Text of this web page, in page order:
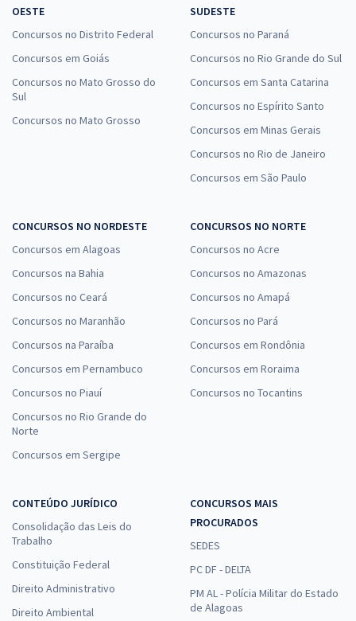
OESTE
Concursos no Distrito Federal
Concursos em Goiás
Concursos no Mato Grosso do
Sul
Concursos no Mato Grosso
SUDESTE
Concursos no Paraná
Concursos no Rio Grande do Sul
Concursos em Santa Catarina
Concursos no Espírito Santo
Concursos em Minas Gerais
Concursos no Rio de Janeiro
Concursos em São Paulo
CONCURSOS NO NORDESTE
Concursos em Alagoas
Concursos na Bahia
Concursos no Ceará
Concursos no Maranhão
Concursos na Paraíba
Concursos em Pernambuco
Concursos no Piauí
Concursos no Rio Grande do
Norte
Concursos em Sergipe
CONCURSOS NO NORTE
Concursos no Acre
Concursos no Amazonas
Concursos no Amapá
Concursos no Pará
Concursos em Rondônia
Concursos em Roraima
Concursos no Tocantins
CONTEÚDO JURÍDICO
Consolidação das Leis do
Trabalho
Constituição Federal
Direito Administrativo
Direito Ambiental
CONCURSOS MAIS
PROCURADOS
SEDES
PC DF - DELTA
PM AL - Polícia Militar do Estado
de Alagoas